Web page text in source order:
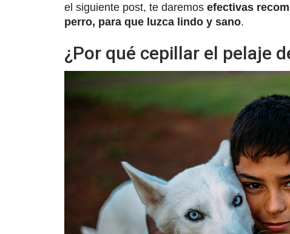
el siguiente post, te daremos efectivas
perro, para que luzca lindo y sano.
¿Por qué cepillar el pelaje